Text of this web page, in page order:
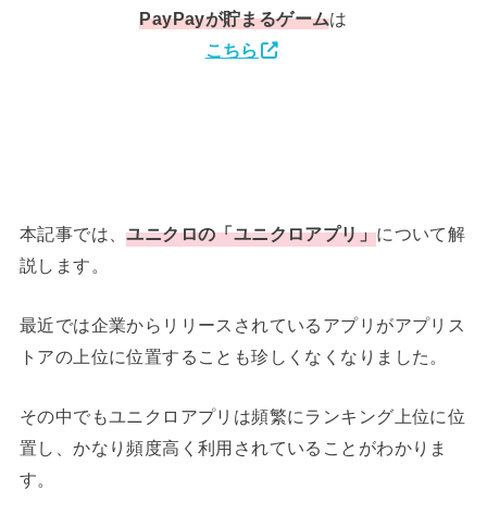
PayPayが貯まるゲームは
こちら
本記事では、ユニクロの「ユニクロアプリ」について解
説します。
最近では企業からリリースされているアプリがアプリス
トアの上位に位置することも珍しくなくなりました。
その中でもユニクロアプリは頻繁にランキング上位に位
置し、かなり頻度高く利用されていることがわかりま
す。